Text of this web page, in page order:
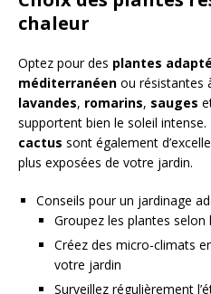
chaleur
Optez pour des plantes
méditerranéen ou résistantes
lavandes, romarins, sauges
supportent bien le soleil intense.
cactus sont également
plus exposées de votre jardin.
Conseils pour un jardinage
Groupez les plantes selon
Créez des micro-climats
votre jardin
Surveillez régulièrement